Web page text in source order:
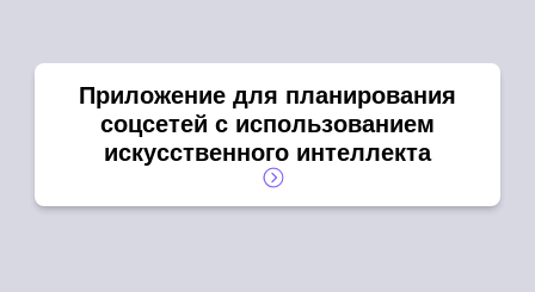
Приложение для планирования
соцсетей с использованием
искусственного интеллекта